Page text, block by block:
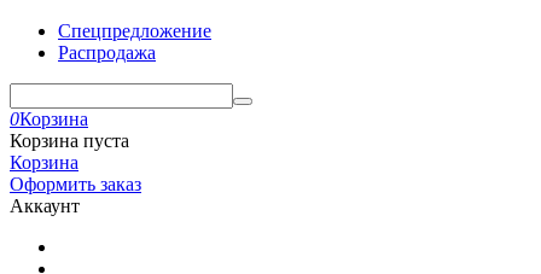
Спецпредложение
Распродажа
0Корзина
Корзина пуста
Корзина
Оформить заказ
Аккаунт